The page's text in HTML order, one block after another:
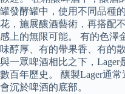
罐發酵罐中，使用不同品種
花，施展釀酒藝術，再搭配
感上的無限可能。 有的色澤
味醇厚、有的帶果香、有的
與一眾啤酒相比之下，
數百年歷史。 釀製Lager通
會沉於啤酒的底部。